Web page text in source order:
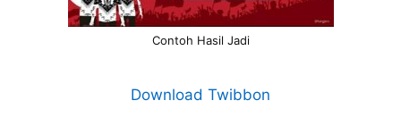
Contoh Hasil Jadi
Download Twibbon